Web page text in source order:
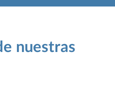
nuestras